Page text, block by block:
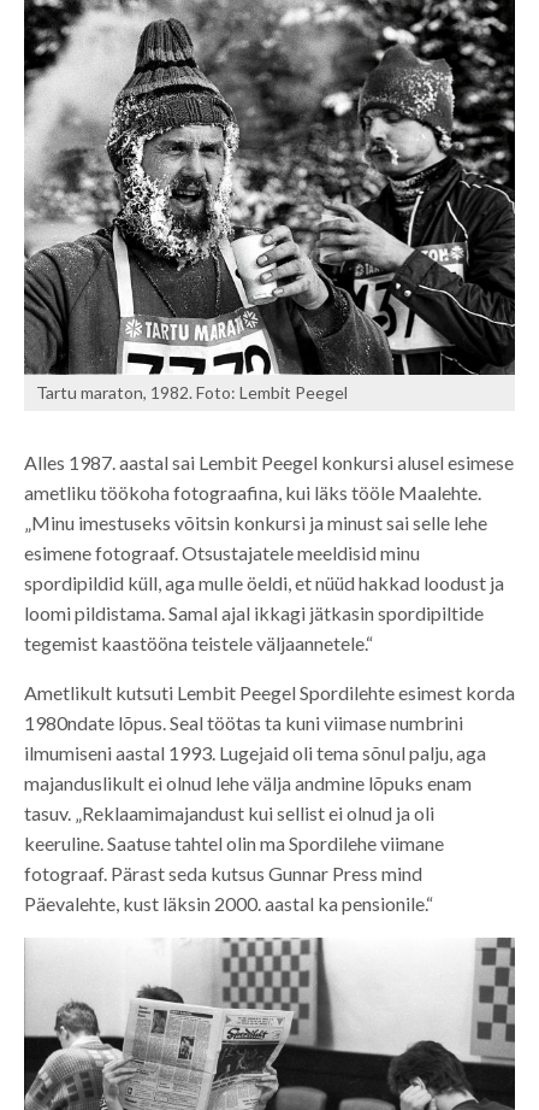
Tartu maraton, 1982. Foto: Lembit Peegel
Alles 1987. aastal sai Lembit Peegel konkursi alusel esimese
ametliku töökoha fotograafina, kui läks tööle Maalehte.
„Minu imestuseks võitsin konkursi ja minust sai selle lehe
esimene fotograaf. Otsustajatele meeldisid minu
spordipildid küll, aga mulle öeldi, et nüüd hakkad loodust ja
loomi pildistama. Samal ajal ikkagi jätkasin spordipiltide
tegemist kaastööna teistele väljaannetele.“
Ametlikult kutsuti Lembit Peegel Spordilehte esimest korda
1980ndate lõpus. Seal töötas ta kuni viimase numbrini
ilmumiseni aastal 1993. Lugejaid oli tema sõnul palju, aga
majanduslikult ei olnud lehe välja andmine lõpuks enam
tasuv. „Reklaamimajandust kui sellist ei olnud ja oli
keeruline. Saatuse tahtel olin ma Spordilehe viimane
fotograaf. Pärast seda kutsus Gunnar Press mind
Päevalehte, kust läksin 2000. aastal ka pensionile.“